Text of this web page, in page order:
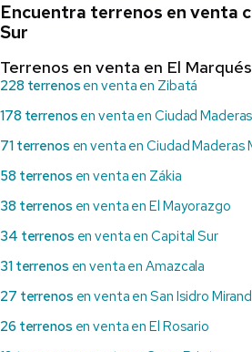
Encuentra terrenos en venta
Sur
Terrenos en venta en El Marqués
228 terrenos en venta en Zibatá
178 terrenos en venta en Ciudad
71 terrenos en venta en Ciudad Maderas
58 terrenos en venta en Zákia
38 terrenos en venta en El Mayorazgo
34 terrenos en venta en Capital Sur
31 terrenos en venta en Amazcala
27 terrenos en venta en San Isidro
26 terrenos en venta en El Rosario